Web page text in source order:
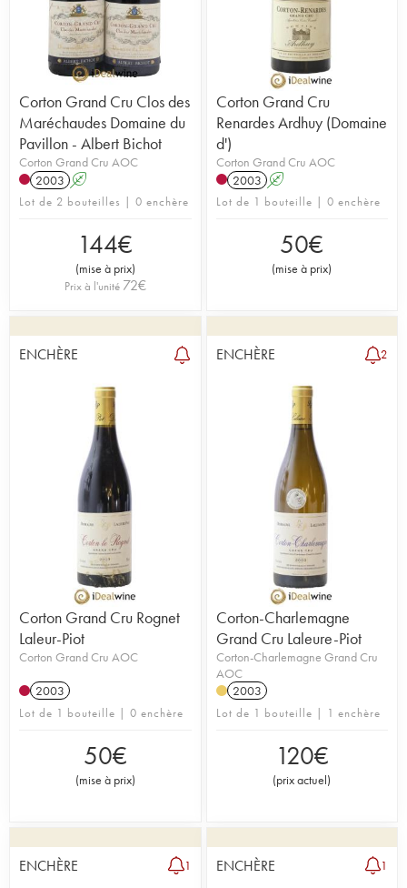
Corton Grand Cru Clos des
Maréchaudes Domaine du
Pavillon - Albert Bichot
Corton Grand Cru AOC
2003 A
Lot de 2 bouteilles | 0 enchère
144€
(mise à prix)
Prix à l'unité 72€
Corton Grand Cru
Renardes Ardhuy (Domaine
d')
Corton Grand Cru AOC
2003 A
Lot de 1 bouteille | 0 enchère
50€
(mise à prix)
ENCHÈRE
Corton Grand Cru Rognet
Laleur-Piot
Corton Grand Cru AOC
2003
Lot de 1 bouteille | 0 enchère
50€
(mise à prix)
ENCHÈRE 2
Corton-Charlemagne
Grand Cru Laleure-Piot
Corton-Charlemagne Grand Cru
AOC
2003
Lot de 1 bouteille | 1 enchère
120€
(prix actuel)
ENCHÈRE 1 ENCHÈRE 1